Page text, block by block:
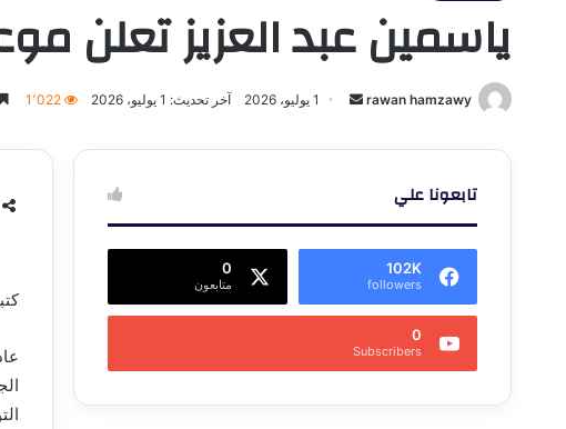
ياسمين عبد العزيز تعلن
rawan hamzawy
أرسل
إلكترونيا
1 يوليو، 2026 آخر تحديث: 1 يوليو، 2026 1٬022
تابعونا علي
102K
followers
0
متابعون
0
Subscribers